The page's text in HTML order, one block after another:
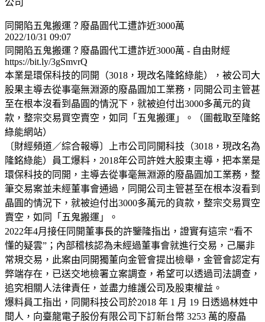
同開陷五鬼搬運？廢晶圓代工遭詐近3000萬
2022/10/31 09:07
同開陷五鬼搬運？廢晶圓代工遭詐近3000萬 - 自由財經
https://bit.ly/3gSmvrQ
本業是環保科技的同開（3018，現改名隆銘綠能），被公司大
股果主導去從事毫無淵源的廢晶圓加工業務，同開公司主管甚
至在根本沒看到晶圓的情況下，就被迫付出3000多萬元的貨
款，整宗交易買空賣空，如同「五鬼搬運」。（圖截取至隆銘
綠能網站）
〔財經頻道／綜合報導〕上市公司同開科技（3018，現改名為
隆銘綠能）員工爆料，2018年公司許姓大股東主導，把本業是
環保科技的同開，主導去從事毫無淵源的廢晶圓加工業務，整
筆交易案並未經董事會通過，同開公司主管甚至在根本沒看到
晶圓的情況下，就被迫付出3000多萬元的貨款，整宗交易買空
賣空，如同「五鬼搬運」。
2022年4月接任同開董事長的許鑒隆指出，證實有這宗 “看不
懂的疑雲”；內部稽核認為未經過董事會就進行交易，己屬非
常規交易，此案由同開獨董向金管會提出檢舉，金管會認定有
弊端存在，已送交地檢署立案調查，希望可以透過司法調查，
追究相關人法律責任，並盡力維護公司及股東權益。
爆料員工指出，同開科技公司於2018 年 1 月 19 日透過林姓中
間人，向臺龍電子股份有限公司下訂新台幣 3253 萬的廢晶